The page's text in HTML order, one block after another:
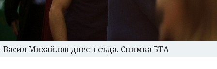
Васил Михайлов днес в съда. Снимка БТА